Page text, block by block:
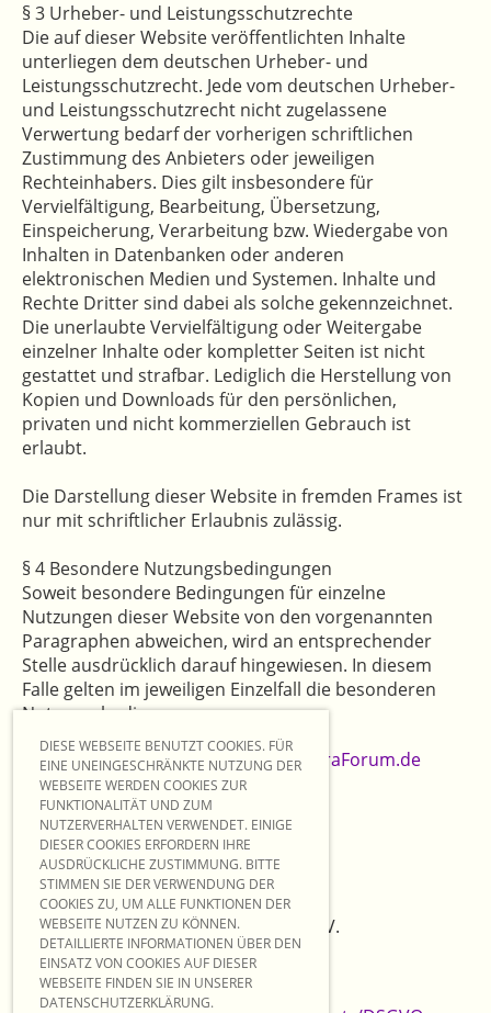
DIESE WEBSEITE BENUTZT COOKIES. FÜR
EINE UNEINGESCHRÄNKTE NUTZUNG DER
WEBSEITE WERDEN COOKIES ZUR
FUNKTIONALITÄT UND ZUM
NUTZERVERHALTEN VERWENDET. EINIGE
DIESER COOKIES ERFORDERN IHRE
AUSDRÜCKLICHE ZUSTIMMUNG. BITTE
STIMMEN SIE DER VERWENDUNG DER
COOKIES ZU, UM ALLE FUNKTIONEN DER
WEBSEITE NUTZEN ZU KÖNNEN.
DETAILLIERTE INFORMATIONEN ÜBER DEN
EINSATZ VON COOKIES AUF DIESER
WEBSEITE FINDEN SIE IN UNSERER
DATENSCHUTZERKLÄRUNG.
§ 3 Urheber- und Leistungsschutzrechte
Die auf dieser Website veröffentlichten Inhalte
unterliegen dem deutschen Urheber- und
Leistungsschutzrecht. Jede vom deutschen Urheber-
und Leistungsschutzrecht nicht zugelassene
Verwertung bedarf der vorherigen schriftlichen
Zustimmung des Anbieters oder jeweiligen
Rechteinhabers. Dies gilt insbesondere für
Vervielfältigung, Bearbeitung, Übersetzung,
Einspeicherung, Verarbeitung bzw. Wiedergabe von
Inhalten in Datenbanken oder anderen
elektronischen Medien und Systemen. Inhalte und
Rechte Dritter sind dabei als solche gekennzeichnet.
Die unerlaubte Vervielfältigung oder Weitergabe
einzelner Inhalte oder kompletter Seiten ist nicht
gestattet und strafbar. Lediglich die Herstellung von
Kopien und Downloads für den persönlichen,
privaten und nicht kommerziellen Gebrauch ist
erlaubt.
Die Darstellung dieser Website in fremden Frames ist
nur mit schriftlicher Erlaubnis zulässig.
§ 4 Besondere Nutzungsbedingungen
Soweit besondere Bedingungen für einzelne
Nutzungen dieser Website von den vorgenannten
Paragraphen abweichen, wird an entsprechender
Stelle ausdrücklich darauf hingewiesen. In diesem
Falle gelten im jeweiligen Einzelfall die besonderen
Nutzungsbedingungen.
Quelle:Impressum Generator von JuraForum.de
© Die Augenöffner e.V.